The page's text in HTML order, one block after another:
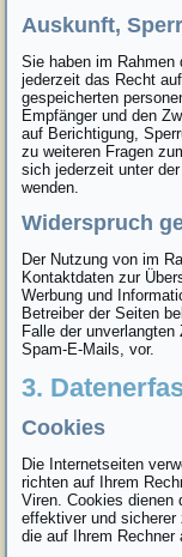
Auskunft,
Sie haben im
jederzeit das Recht
gespeicherten
Empfänger und den
auf Berichtigung,
zu weiteren Fragen
sich jederzeit unter
wenden.
Widerspruch
Der Nutzung von im
Kontaktdaten zur
Werbung und
Betreiber der Seiten
Falle der
Spam-E-Mails, vor.
3.
Cookies
Die Internetseiten
richten auf Ihrem
Viren. Cookies dienen
effektiver und sicherer
die auf Ihrem Rechner